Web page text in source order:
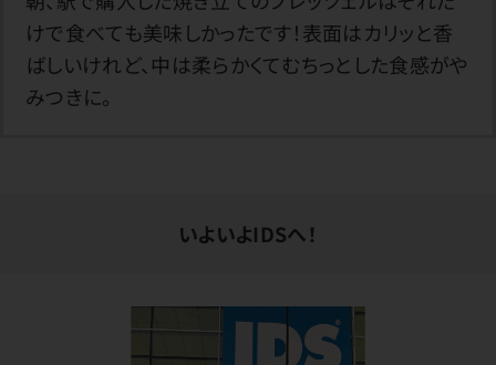
けで食べても美味しかったです！表面はカリッと香
ばしいけれど、中は柔らかくてむちっとした食感がや
みつきに。
いよいよIDSへ！